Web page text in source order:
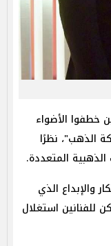
خطفوا الأضواء
الذهب"، نظرًا
المتعددة.
والإبداع الذي
للفنانين استغلال